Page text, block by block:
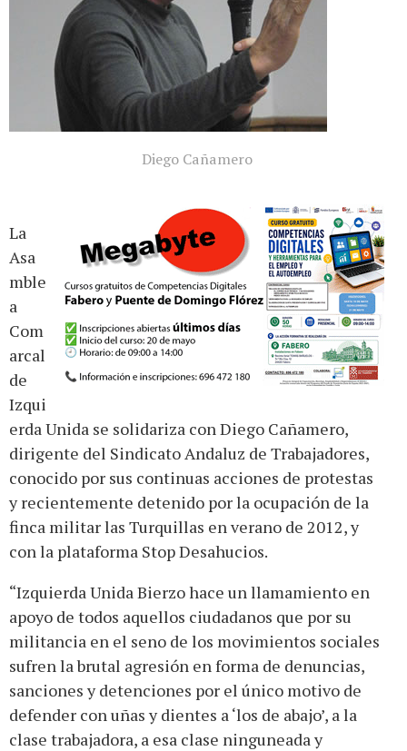
Diego Cañamero
La
Asa
mble
a
Com
arcal
de
Izqui
erda Unida se solidariza con Diego Cañamero,
dirigente del Sindicato Andaluz de Trabajadores,
conocido por sus continuas acciones de protestas
y recientemente detenido por la ocupación de la
finca militar las Turquillas en verano de 2012, y
con la plataforma Stop Desahucios.
“Izquierda Unida Bierzo hace un llamamiento en
apoyo de todos aquellos ciudadanos que por su
militancia en el seno de los movimientos sociales
sufren la brutal agresión en forma de denuncias,
sanciones y detenciones por el único motivo de
defender con uñas y dientes a ‘los de abajo’, a la
clase trabajadora, a esa clase ninguneada y